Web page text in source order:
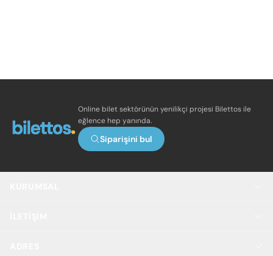
Online bilet sektörünün yenilikçi projesi Bilettos ile
eğlence hep yanında.
Siparişini bul